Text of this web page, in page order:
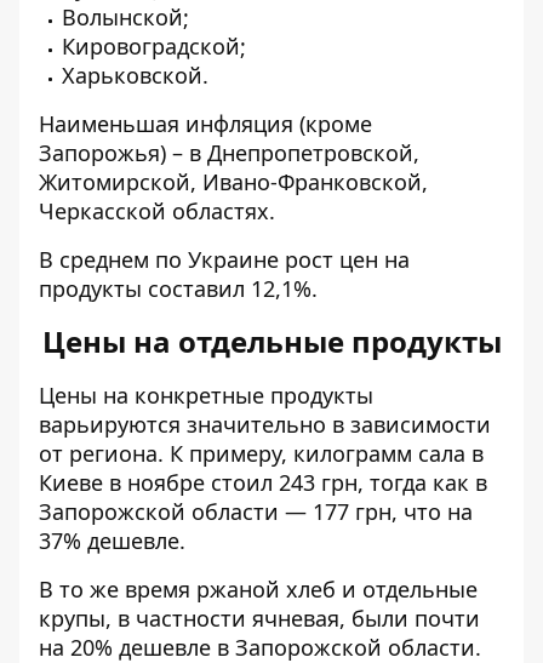
Волынской;
Кировоградской;
Харьковской.
Наименьшая инфляция (кроме
Запорожья) – в Днепропетровской,
Житомирской, Ивано-Франковской,
Черкасской областях.
В среднем по Украине рост цен на
продукты составил 12,1%.
Цены на отдельные продукты
Цены на конкретные продукты
варьируются значительно в зависимости
от региона. К примеру, килограмм сала в
Киеве в ноябре стоил 243 грн, тогда как в
Запорожской области — 177 грн, что на
37% дешевле.
В то же время ржаной хлеб и отдельные
крупы, в частности ячневая, были почти
на 20% дешевле в Запорожской области.